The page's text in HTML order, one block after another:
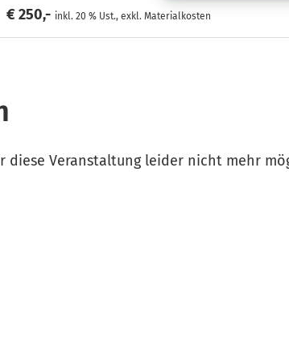
€ 250,- inkl. 20 % Ust., exkl. Materialkosten
diese Veranstaltung leider nicht mehr